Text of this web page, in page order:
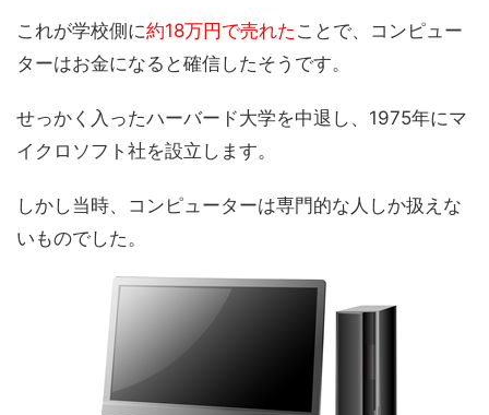
これが学校側に約18万円で売れた ことで、コンピュー
ターはお金になると確信したそうです。
せっかく入ったハーバード大学を中退し、1975年にマ
イクロソフト社を設立します。
しかし当時、コンピューターは専門的な人しか扱えな
いものでした。